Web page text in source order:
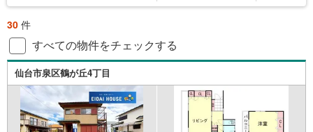
30 件
すべての物件をチェックする
仙台市泉区鶴が丘4丁目